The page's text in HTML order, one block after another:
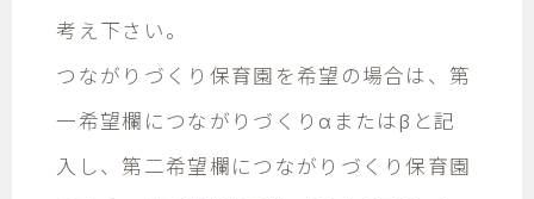
考え下さい。
つながりづくり保育園を希望の場合は、第
一希望欄につながりづくりαまたはβと記
入し、第二希望欄につながりづくり保育園